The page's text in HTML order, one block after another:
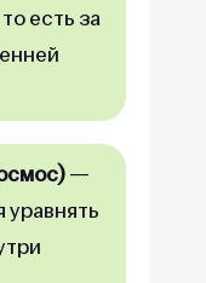
есть за
—
уравнять